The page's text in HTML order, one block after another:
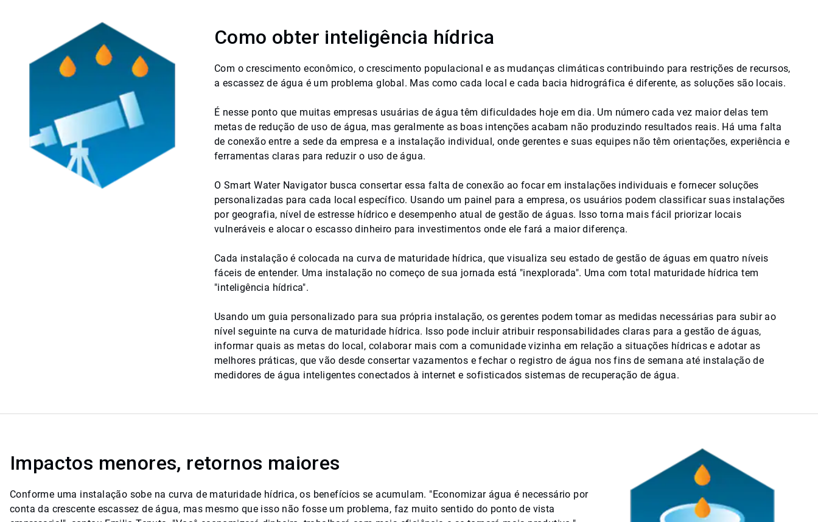
Como obter inteligência hídrica
Com o crescimento econômico, o crescimento populacional e as mudanças climáticas contribuindo para restrições de recursos,
a escassez de água é um problema global. Mas como cada local e cada bacia hidrográfica é diferente, as soluções são locais.
É nesse ponto que muitas empresas usuárias de água têm dificuldades hoje em dia. Um número cada vez maior delas tem
metas de redução de uso de água, mas geralmente as boas intenções acabam não produzindo resultados reais. Há uma falta
de conexão entre a sede da empresa e a instalação individual, onde gerentes e suas equipes não têm orientações, experiência e
ferramentas claras para reduzir o uso de água.
O Smart Water Navigator busca consertar essa falta de conexão ao focar em instalações individuais e fornecer soluções
personalizadas para cada local específico. Usando um painel para a empresa, os usuários podem classificar suas instalações
por geografia, nível de estresse hídrico e desempenho atual de gestão de águas. Isso torna mais fácil priorizar locais
vulneráveis e alocar o escasso dinheiro para investimentos onde ele fará a maior diferença.
Cada instalação é colocada na curva de maturidade hídrica, que visualiza seu estado de gestão de águas em quatro níveis
fáceis de entender. Uma instalação no começo de sua jornada está "inexplorada". Uma com total maturidade hídrica tem
"inteligência hídrica".
Usando um guia personalizado para sua própria instalação, os gerentes podem tomar as medidas necessárias para subir ao
nível seguinte na curva de maturidade hídrica. Isso pode incluir atribuir responsabilidades claras para a gestão de águas,
informar quais as metas do local, colaborar mais com a comunidade vizinha em relação a situações hídricas e adotar as
melhores práticas, que vão desde consertar vazamentos e fechar o registro de água nos fins de semana até instalação de
medidores de água inteligentes conectados à internet e sofisticados sistemas de recuperação de água.
Impactos menores, retornos maiores
Conforme uma instalação sobe na curva de maturidade hídrica, os benefícios se acumulam. "Economizar água é necessário por
conta da crescente escassez de água, mas mesmo que isso não fosse um problema, faz muito sentido do ponto de vista